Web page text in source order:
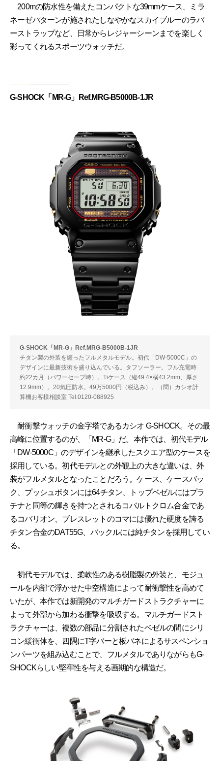
200mの防水性を備えたコンパクトな39mmケース、ミラ
ネーゼパターンが施されたしなやかなスカイブルーのラバ
ーストラップなど、日常からレジャーシーンまでを楽しく
彩ってくれるスポーツウォッチだ。
G-SHOCK「MR-G」Ref.MRG-B5000B-1JR
G-SHOCK「MR-G」Ref.MRG-B5000B-1JR
チタン製の外装を纏ったフルメタルモデル。初代「DW-5000C」の
デザインに最新技術を盛り込んでいる。タフソーラー。フル充電時
約22カ月（パワーセーブ時）。Tiケース（縦49.4×横43.2mm、厚さ
12.9mm）。20気圧防水。49万5000円（税込み）。（問）カシオ計
算機お客様相談室 Tel.0120-088925
耐衝撃ウォッチの金字塔であるカシオ G-SHOCK。その最
高峰に位置するのが、「MR-G」だ。本作では、初代モデル
「DW-5000C」のデザインを継承したスクエア型のケースを
採用している。初代モデルとの外観上の大きな違いは、外
装がフルメタルとなったことだろう。ケース、ケースバッ
ク、プッシュボタンには64チタン、トップベゼルにはプラ
チナと同等の輝きを持つとされるコバルトクロム合金であ
るコバリオン、ブレスレットのコマには優れた硬度を誇る
チタン合金のDAT55G、バックルには純チタンを採用してい
る。
初代モデルでは、柔軟性のある樹脂製の外装と、モジュ
ールを内部で浮かせた中空構造によって耐衝撃性を高めて
いたが、本作では新開発のマルチガードストラクチャーに
よって外部から加わる衝撃を吸収する。マルチガードスト
ラクチャーは、複数の部品に分割されたベゼルの間にシリ
コン緩衝体を、四隅にT字バーと板バネによるサスペンショ
ンパーツを組み込むことで、フルメタルでありながらもG-
SHOCKらしい堅牢性を与える画期的な構造だ。